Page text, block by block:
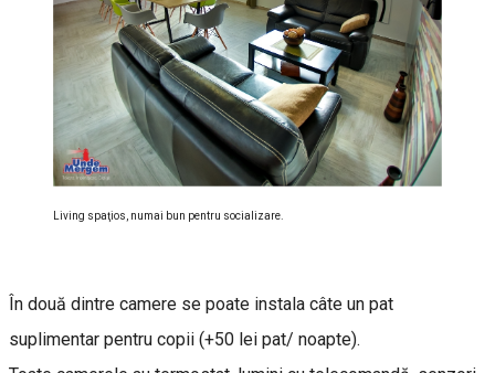
Living spaţios, numai bun pentru socializare.
În două dintre camere se poate instala câte un pat
suplimentar pentru copii (+50 lei pat/ noapte).